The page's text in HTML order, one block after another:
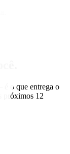
o que entrega o
próximos 12